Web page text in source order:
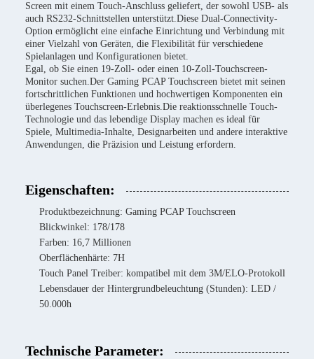
Screen mit einem Touch-Anschluss geliefert, der sowohl USB- als
auch RS232-Schnittstellen unterstützt.Diese Dual-Connectivity-
Option ermöglicht eine einfache Einrichtung und Verbindung mit
einer Vielzahl von Geräten, die Flexibilität für verschiedene
Spielanlagen und Konfigurationen bietet.
Egal, ob Sie einen 19-Zoll- oder einen 10-Zoll-Touchscreen-
Monitor suchen.Der Gaming PCAP Touchscreen bietet mit seinen
fortschrittlichen Funktionen und hochwertigen Komponenten ein
überlegenes Touchscreen-Erlebnis.Die reaktionsschnelle Touch-
Technologie und das lebendige Display machen es ideal für
Spiele, Multimedia-Inhalte, Designarbeiten und andere interaktive
Anwendungen, die Präzision und Leistung erfordern.
Eigenschaften:
Produktbezeichnung: Gaming PCAP Touchscreen
Blickwinkel: 178/178
Farben: 16,7 Millionen
Oberflächenhärte: 7H
Touch Panel Treiber: kompatibel mit dem 3M/ELO-Protokoll
Lebensdauer der Hintergrundbeleuchtung (Stunden): LED /
50.000h
Technische Parameter: